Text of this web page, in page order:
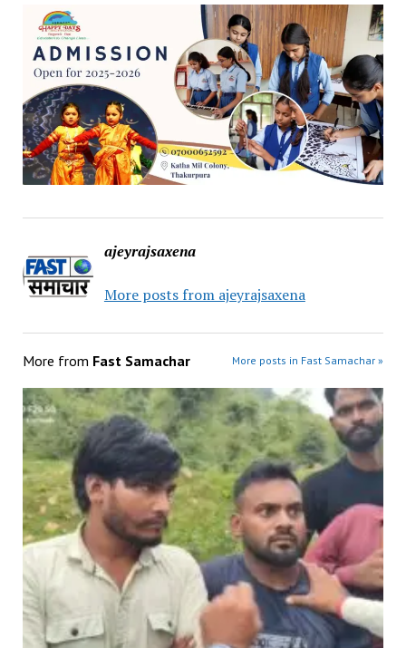
ajeyrajsaxena
More posts from ajeyrajsaxena
More from Fast Samachar More posts in Fast Samachar »